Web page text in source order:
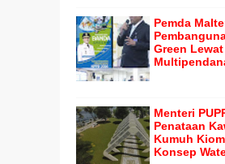
Pemda
Green
Menteri
Penataan
Kumuh
Konsep